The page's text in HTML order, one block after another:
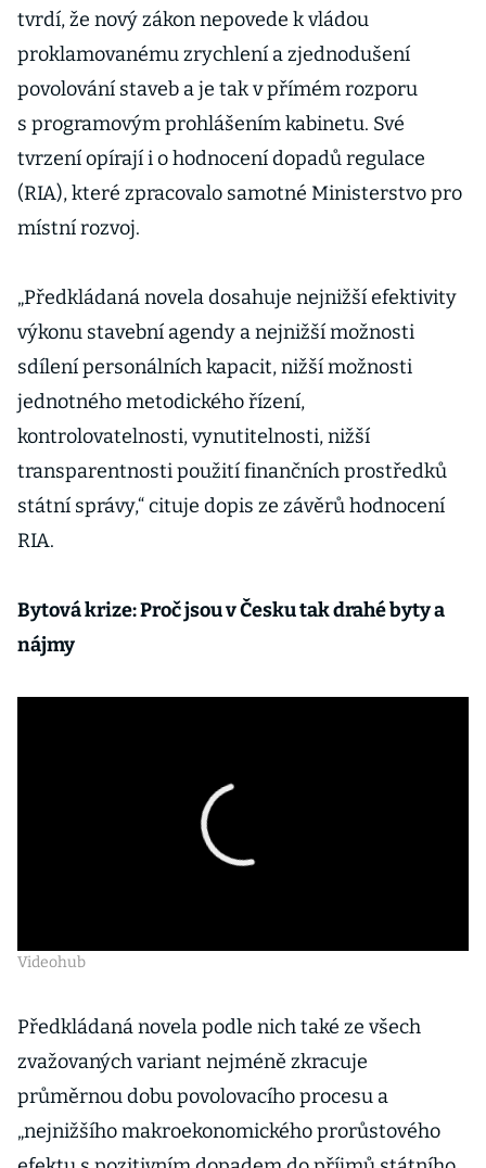
tvrdí, že nový zákon nepovede k vládou
proklamovanému zrychlení a zjednodušení
povolování staveb a je tak v přímém rozporu
s programovým prohlášením kabinetu. Své
tvrzení opírají i o hodnocení dopadů regulace
(RIA), které zpracovalo samotné Ministerstvo pro
místní rozvoj.
„Předkládaná novela dosahuje nejnižší efektivity
výkonu stavební agendy a nejnižší možnosti
sdílení personálních kapacit, nižší možnosti
jednotného metodického řízení,
kontrolovatelnosti, vynutitelnosti, nižší
transparentnosti použití finančních prostředků
státní správy,“ cituje dopis ze závěrů hodnocení
RIA.
Bytová krize: Proč jsou v Česku tak drahé byty a
nájmy
Videohub
Předkládaná novela podle nich také ze všech
zvažovaných variant nejméně zkracuje
průměrnou dobu povolovacího procesu a
„nejnižšího makroekonomického prorůstového